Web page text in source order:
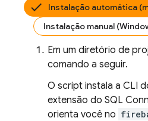
Instalação automática
Instalação manual
Em um diretório de
comando a seguir.
O script instala a CLI
extensão do SQL
orienta você no